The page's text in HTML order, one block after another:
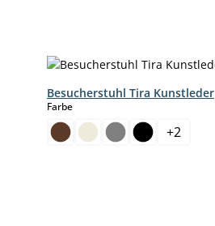
Besucherstuhl Tira Kunstleder
Farbeauswählen
+2